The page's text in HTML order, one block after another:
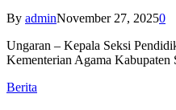
By adminNovember 27, 20250
Ungaran – Kepala Seksi
Kementerian Agama
Berita